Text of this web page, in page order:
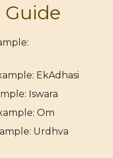
EkAdhasi
Iswara
Om
Urdhva